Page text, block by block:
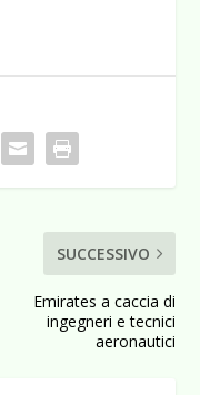
SUCCESSIVO
Emirates a caccia di
ingegneri e tecnici
aeronautici